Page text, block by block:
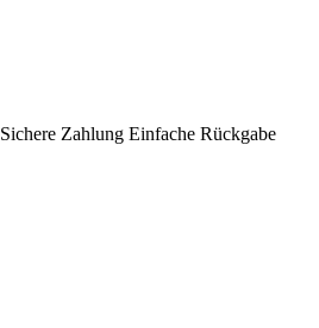
Sichere Zahlung Einfache Rückgabe